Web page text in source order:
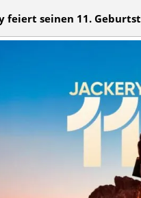
feiert seinen 11.